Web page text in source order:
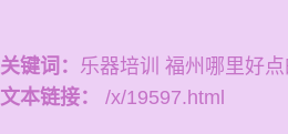
关键词： 乐器培训 福州哪里好点
文本链接：
/x/19597.html